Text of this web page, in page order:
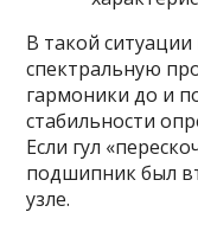
В такой
спектральную
гармоники до и
стабильности
Если гул
подшипник был
узле.